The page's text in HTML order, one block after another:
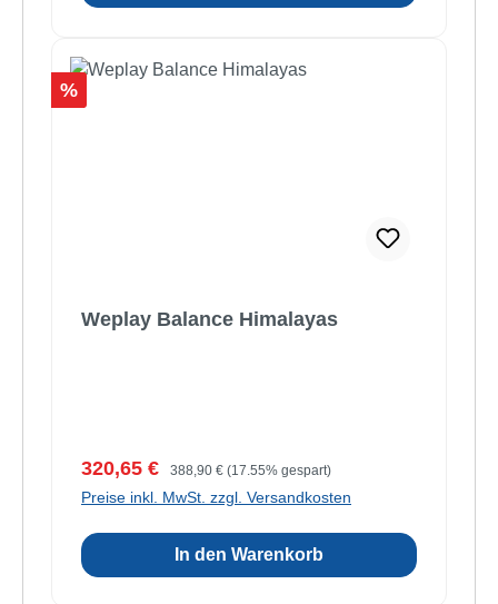
Rabatt
%
Weplay Balance Himalayas
Verkaufspreis:
320,65 € Regulärer Preis:
388,90 € (17.55% gespart)
Preise inkl. MwSt. zzgl. Versandkosten
In den Warenkorb